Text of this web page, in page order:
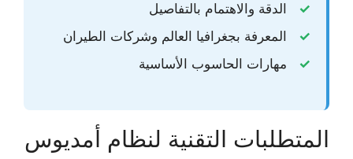
الدقة والاهتمام بالتفاصيل
المعرفة بجغرافيا العالم وشركات الطيران
مهارات الحاسوب الأساسية
المتطلبات التقنية لنظام أمديوس